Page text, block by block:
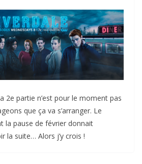
2e partie n’est pour le moment pas
que ça va s’arranger. Le
la pause de février donnait
la suite… Alors j’y crois !